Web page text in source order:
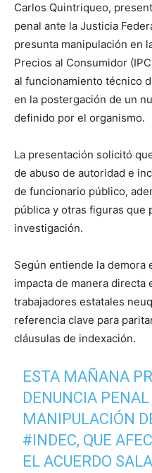
Carlos Quintriqueo,
penal ante la Justicia
presunta manipulación en
Precios al Consumidor
al funcionamiento técnico
en la postergación de un
definido por el organismo.
La presentación solicitó
de abuso de autoridad e
de funcionario público,
pública y otras figuras que
investigación.
Según entiende la demora
impacta de manera directa
trabajadores estatales
referencia clave para
cláusulas de indexación.
ESTA MAÑANA
DENUNCIA
MANIPULACIÓN
#INDEC, QUE
EL ACUERDO